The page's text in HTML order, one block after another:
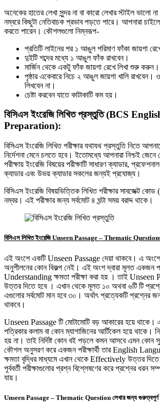
অনেকের হাতের লেখা সুন্দর না বা কারো লেখার স্টাইল ভালো
নম্বরে কিছুটা নেতিবাচক প্রভাব পড়তে পারে। আপনারা
করতে পারেন। কৌশলগুলো নিম্নরূপ-
প্রতিটি লাইনের পর ১ আঙুল পরিমাণ ফাঁকা জায়গা
দুইটি শব্দের মধ্যে ১ আঙুল ফাঁক রাখবেন।
মার্জিন থেকে একটু ফাঁক জায়গা রেখে লিখা শুরু করুন।
পৃষ্ঠার একেবারে নিচে ২ আঙুল জায়গা খালি
লিখবেন না।
চেষ্টা করবেন যাতে কাটাকাটি কম হয়।
বিসিএস ইংরেজি লিখিত প্রস্তুতি (BCS
Preparation):
বিসিএস ইংরেজি লিখিত পরীক্ষার যথাযথ প্রস্তুতি নিতে
নির্দেশনা মেনে চলতে হবে। ইতোমধ্যে আপনারা নিশ্চই জেনে
পরীক্ষায় ইংরেজি বিষয়ের পরীক্ষাটি সাধারণ ক্যাডার,
ক্যাডার এবং উভয় ক্যাডার সকলের জন্যই প্রযোজ্য।
বিসিএস ইংরেজি বিষয়ভিত্তিক লিখিত পরীক্ষার সাবজেক্ট
নম্বর। এই পরীক্ষার জন্য সর্বমোট ৪ ঘন্টা সময় বরাদ্দ থাকে।
বিসিএস লিখিত ইংরেজি Unseen Passage – Thematic
এই অংশে একটি Unseen Passage দেয়া থাকবে। এ
অনুশীলনের কোন বিকল্প নেই। এই অংশ দ্বারা মূলত একজন
Understanding ক্ষমতা পরীক্ষা করা হয় । তাই Unseen
উত্তর দিতে হবে । এখান থেকে মূলত ১০ অথবা ৬টি টি
এগুলোর সর্বমোট মান হবে ৩০। অর্থাৎ প্রত্যেকটি প্রশ্নের
থাকবে।
Unseen Passage টি মোটামোটি বড় আকারের হয়ে থাকে।
পত্রিকার কলাম বা কোন ম্যাগাজিনের আর্টিকেল হয়ে থাকে।
হয় না। তাই নির্দিষ্ট কোন বই পড়লে কমন আসবে এমন কোন
কৌশল অনুসরণ করে একজন পরীক্ষার্থী তার English
ক্ষমতা বৃদ্ধির মাধ্যমে এখান থেকে Effectively উত্তর দিতে
পূর্ববর্তী পরীক্ষাগুলোর প্রশ্ন বিশ্লেষণের করে প্রশ্নের ধরন
যায়।
Unseen Passage – Thematic Question লেখার জন্য গুরুত্বপূর্ণ